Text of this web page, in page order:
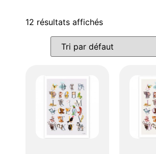
12 résultats affichés